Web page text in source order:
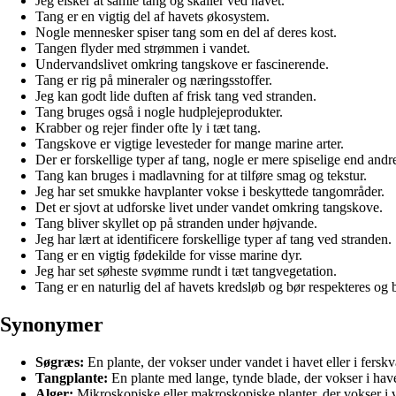
Tang er en vigtig del af havets økosystem.
Nogle mennesker spiser tang som en del af deres kost.
Tangen flyder med strømmen i vandet.
Undervandslivet omkring tangskove er fascinerende.
Tang er rig på mineraler og næringsstoffer.
Jeg kan godt lide duften af frisk tang ved stranden.
Tang bruges også i nogle hudplejeprodukter.
Krabber og rejer finder ofte ly i tæt tang.
Tangskove er vigtige levesteder for mange marine arter.
Der er forskellige typer af tang, nogle er mere spiselige end
Tang kan bruges i madlavning for at tilføre smag og tekstur.
Jeg har set smukke havplanter vokse i beskyttede tangområder.
Det er sjovt at udforske livet under vandet omkring tangskove.
Tang bliver skyllet op på stranden under højvande.
Jeg har lært at identificere forskellige typer af tang ved stranden.
Tang er en vigtig fødekilde for visse marine dyr.
Jeg har set søheste svømme rundt i tæt tangvegetation.
Tang er en naturlig del af havets kredsløb og bør respekteres og
Synonymer
Søgræs: En plante, der vokser under vandet i havet eller i
Tangplante: En plante med lange, tynde blade, der vokser i